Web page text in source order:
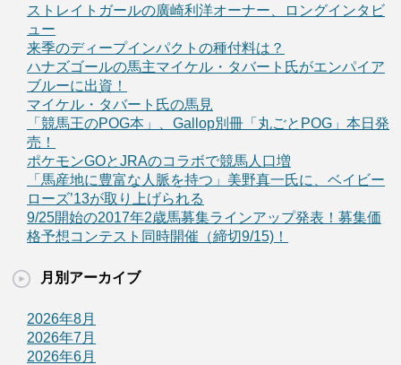
ストレイトガールの廣崎利洋オーナー、ロングインタビ
ュー
来季のディープインパクトの種付料は？
ハナズゴールの馬主マイケル・タバート氏がエンパイア
ブルーに出資！
マイケル・タバート氏の馬見
「競馬王のPOG本」、Gallop別冊「丸ごとPOG」本日発
売！
ポケモンGOとJRAのコラボで競馬人口増
「馬産地に豊富な人脈を持つ」美野真一氏に、ベイビー
ローズ’13が取り上げられる
9/25開始の2017年2歳馬募集ラインアップ発表！募集価
格予想コンテスト同時開催（締切9/15)！
月別アーカイブ
2026年8月
2026年7月
2026年6月